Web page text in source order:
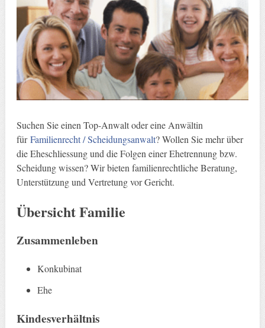
Suchen Sie einen Top-Anwalt oder eine Anwältin
fürFamilienrecht / Scheidungsanwalt? Wollen Sie mehr über
die Eheschliessung und die Folgen einer Ehetrennung bzw.
Scheidung wissen? Wir bieten familienrechtliche Beratung,
Unterstützung und Vertretung vor Gericht.
Übersicht Familie
Zusammenleben
Konkubinat
Ehe
Kindesverhältnis